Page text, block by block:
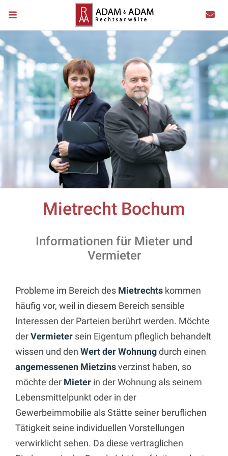
Mietrecht Bochum
Informationen für Mieter und
Vermieter
Probleme im Bereich des Mietrechts kommen
häufig vor, weil in diesem Bereich sensible
Interessen der Parteien berührt werden. Möchte
derVermieter sein Eigentum pfleglich behandelt
wissen und den Wert der Wohnungdurch einen
angemessenen Mietzinsverzinst haben, so
möchte der Mieter in der Wohnung als seinem
Lebensmittelpunkt oder in der
Gewerbeimmobilie als Stätte seiner beruflichen
Tätigkeit seine individuellen Vorstellungen
verwirklicht sehen. Da diese vertraglichen